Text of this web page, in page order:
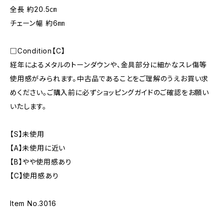
全長 約20.5㎝
チェーン幅 約6㎜
□Condition【C】
経年によるメタルのトーンダウンや、金具部分に細かなスレ傷等
使用感がみられます。中古品であることをご理解のうえお買い求
めください。ご購入前に必ずショッピングガイドのご確認をお願い
いたします。
【S】未使用
【A】未使用に近い
【B】やや使用感あり
【C】使用感あり
Item No.3016